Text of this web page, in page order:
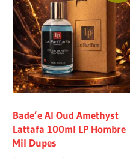
Bade’e Al Oud Amethyst
Lattafa 100ml LP Hombre
Mil Dupes